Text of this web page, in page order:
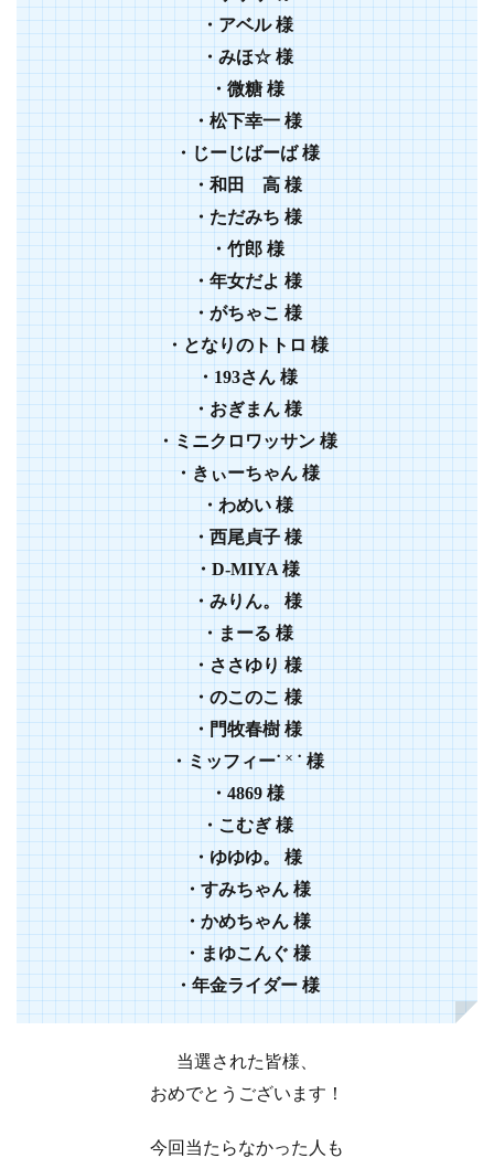
・アベル様
・みほ☆様
・微糖 様
・ 松下幸一 様
・じーじばーば 様
・和田 高様
・ただみち様
・竹郎様
・年女だよ 様
・がちゃこ 様
・となりのトトロ 様
・193さん 様
・おぎまん 様
・ミニクロワッサン 様
・きぃーちゃん 様
・わめい 様
・西尾貞子 様
・D-MIYA 様
・みりん。 様
・まーる 様
・ささゆり 様
・のこのこ 様
・門牧春樹 様
・ミッフィー˙ ˟ ˙ 様
・4869 様
・こむぎ 様
・ゆゆゆ。 様
・すみちゃん 様
・かめちゃん 様
・まゆこんぐ 様
・年金ライダー 様
当選された皆様、
おめでとうございます！
今回当たらなかった人も